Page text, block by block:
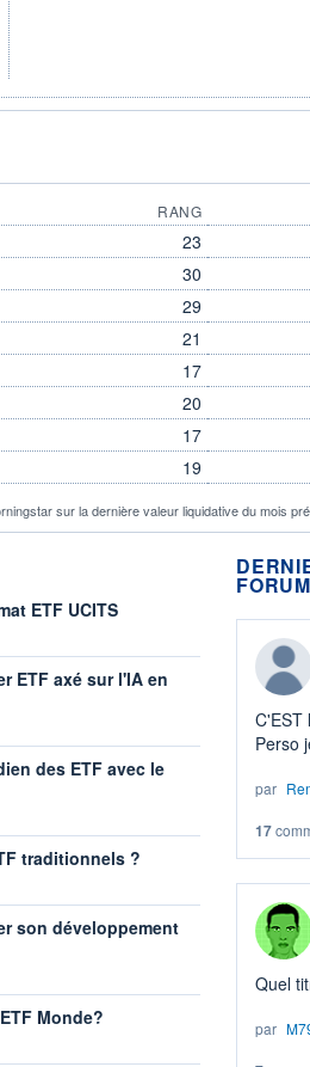
RANG
23
30
29
21
17
20
17
19
sur la dernière valeur liquidative du mois
ETF UCITS
ETF axé sur l'IA en
des ETF avec le
traditionnels ?
son développement
Monde?
C'EST
Perso
LU3 ...
par
17
Quel
par